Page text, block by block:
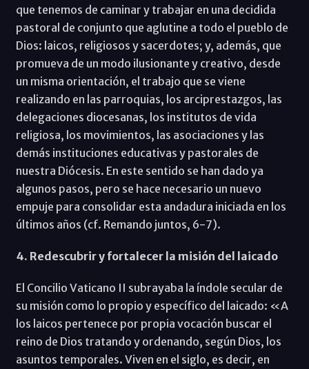
que tenemos de caminar y trabajar en una decidida
pastoral de conjunto que aglutine a todo el pueblo de
Dios: laicos, religiosos y sacerdotes; y, además, que
promueva de un modo ilusionante y creativo, desde
un misma orientación, el trabajo que se viene
realizando en las parroquias, los arciprestazgos, las
delegaciones diocesanas, los institutos de vida
religiosa, los movimientos, las asociaciones y las
demás instituciones educativas y pastorales de
nuestra Diócesis. En este sentido se han dado ya
algunos pasos, pero se hace necesario un nuevo
empuje para consolidar esta andadura iniciada en los
últimos años (cf. Remando juntos, 6-7).
4. Redescubrir y fortalecer la misión del laicado
El Concilio Vaticano II subrayaba la índole secular de
su misión como lo propio y específico del laicado: «A
los laicos pertenece por propia vocación buscar el
reino de Dios tratando y ordenando, según Dios, los
asuntos temporales. Viven en el siglo, es decir, en